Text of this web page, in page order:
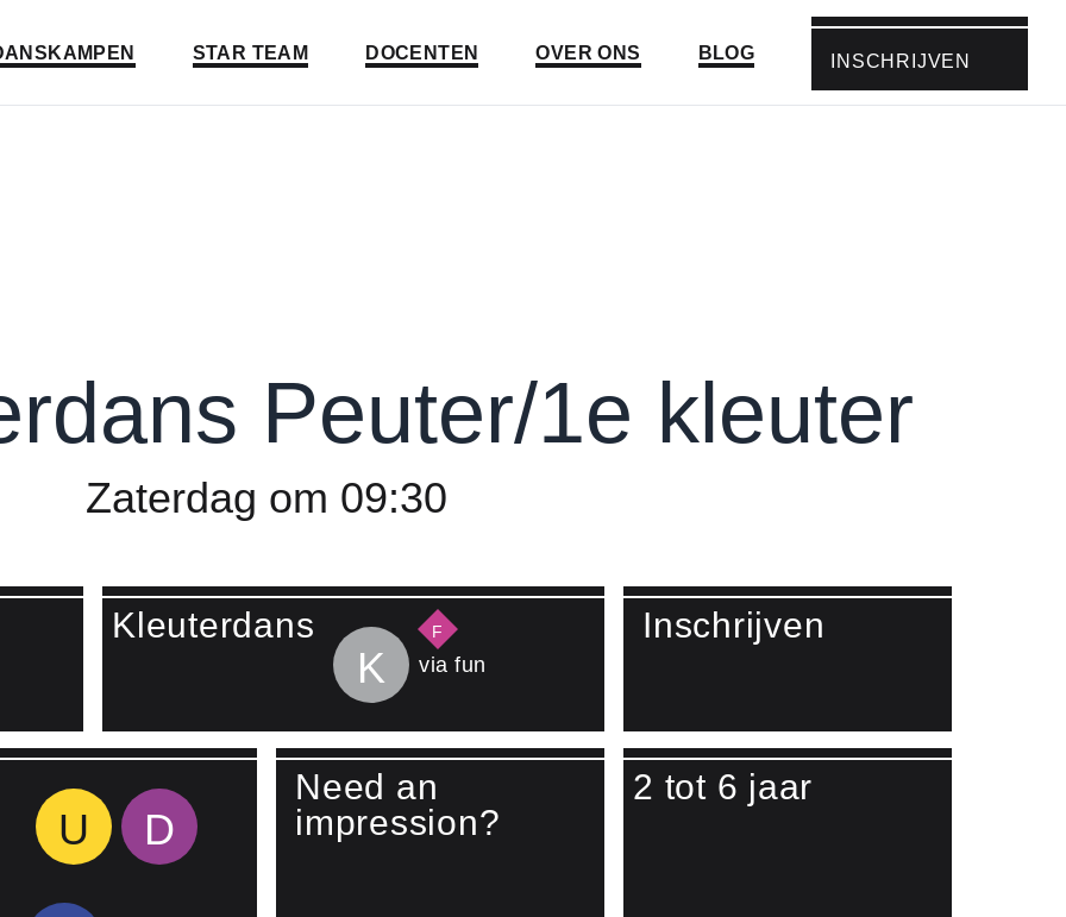
naar: Ga naar:
STAR TEAM Ga naar:
DOCENTEN Ga naar:
OVER ONS Ga naar:
BLOG
GA NAAR:
INSCHRIJVEN
Peuter/​1e kleuter
Zaterdag om 09:30
Kleuterdans
K
F
via fun
Inschrijven
Lees meer over Inschrijven
U D
Need an
impression?
2 tot 6 jaar